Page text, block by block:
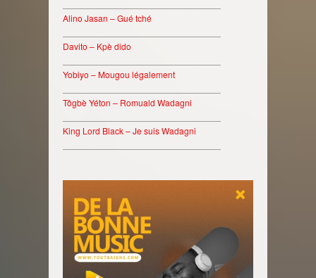
Alino Jasan – Gué tché
Davito – Kpè dido
Yobiyo – Mougou légalement
Tôgbè Yéton – Romuald Wadagni
King Lord Black – Je suis Wadagni